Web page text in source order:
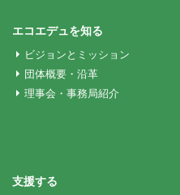
ゲ
ー
ョ
エコエデュを知る
ビジョンとミッション
団体概要・沿革
理事会・事務局紹介
支援する